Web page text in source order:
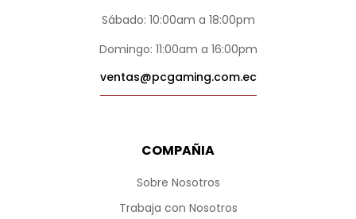
COMPAÑIA
Sobre Nosotros
Trabaja con Nosotros
Sábado: 10:00am a 18:00pm
Domingo: 11:00am a 16:00pm
ventas@pcgaming.com.ec